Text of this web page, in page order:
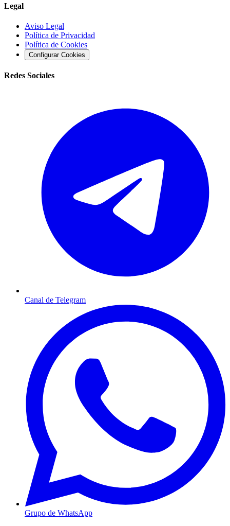
Legal
Aviso Legal
Política de Privacidad
Política de Cookies
Configurar Cookies
Redes Sociales
Canal de Telegram
Grupo de WhatsApp